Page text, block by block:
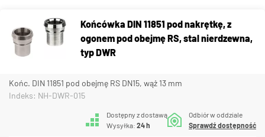
Końcówka DIN 11851 pod nakrętkę, z
ogonem pod obejmę RS, stal nierdzewna,
typ DWR
Końc. DIN 11851 pod obejmę RS DN15, wąż 13 mm
Indeks: NH-DWR-015
Dostępny z dostawą
Wysyłka: 24 h
Odbiór w oddziale
Sprawdź dostępność